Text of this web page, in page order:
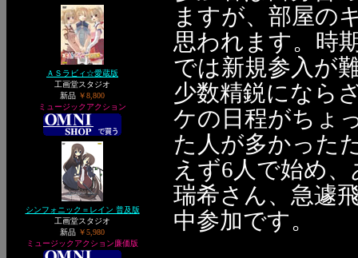
ＡＳラビィ☆愛蔵版
工画堂スタジオ
新品 ￥8,800
ミュージックアクション
シンフォニック＝レイン 普及版
工画堂スタジオ
新品 ￥5,980
ミュージックアクション廉価版
ますが、部屋の
思われます。時
では新規参入が
少数精鋭になら
ケの日程がちょ
た人が多かった
えず6人で始め
瑞希さん、急遽
中参加です。